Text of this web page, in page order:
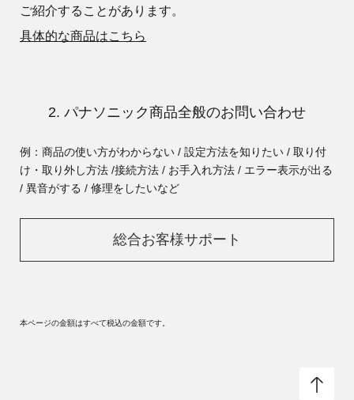
ご紹介することがあります。
具体的な商品はこちら
2. パナソニック商品全般のお問い合わせ
例：商品の使い方がわからない / 設定方法を知りたい / 取り付
け・取り外し方法 /接続方法 / お手入れ方法 / エラー表示が出る
/ 異音がする / 修理をしたいなど
総合お客様サポート
本ページの金額はすべて税込の金額です。